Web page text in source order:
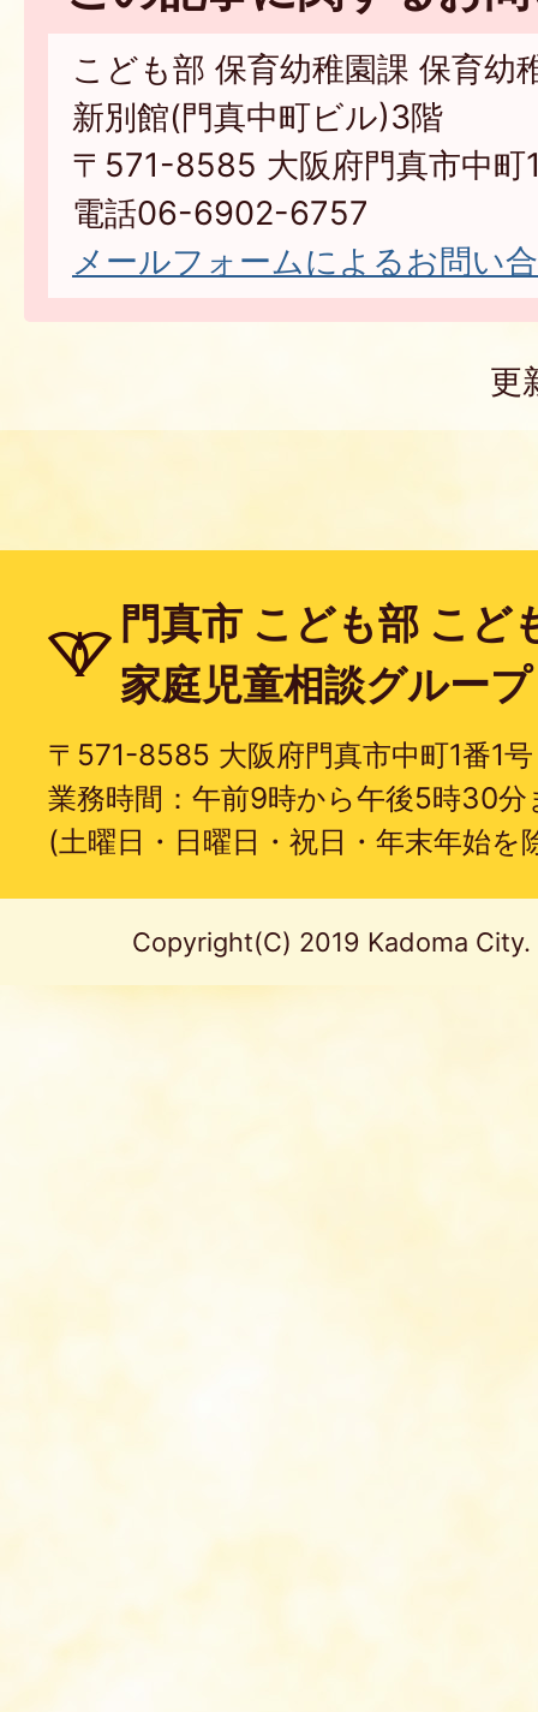
こども部 保育幼稚園課 保育幼
新別館(門真中町ビル)3階
〒571-8585 大阪府門真市中町
電話06-6902-6757
メールフォームによるお問い
更
門真市 こども部 こど
家庭児童相談グループ
〒571-8585 大阪府門真市中町1番1号
業務時間：午前9時から午後5時30分
(土曜日・日曜日・祝日・年末年始を
Copyright(C) 2019 Kadoma